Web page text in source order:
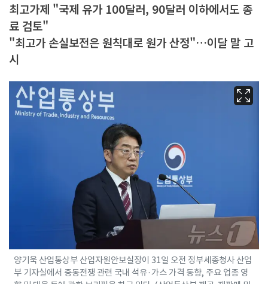
최고가제 "국제 유가 100달러, 90달러 이하에서도 종
료 검토"
"최고가 손실보전은 원칙대로 원가 산정"…이달 말 고
시
양기욱 산업통상부 산업자원안보실장이 31일 오전 정부세종청사 산업
부 기자실에서 중동전쟁 관련 국내 석유·가스 가격 동향, 주요 업종 영